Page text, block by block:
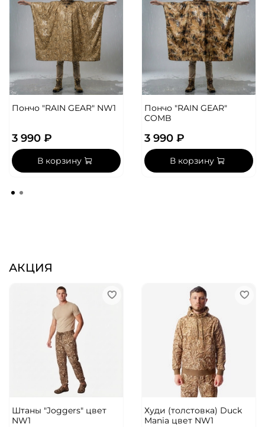
Пончо "RAIN GEAR" NW1
3 990 ₽
В корзину
Пончо "RAIN GEAR"
COMB
3 990 ₽
В корзину
АКЦИЯ
Штаны "Joggers" цвет
NW1
Худи (толстовка) Duck
Mania цвет NW1